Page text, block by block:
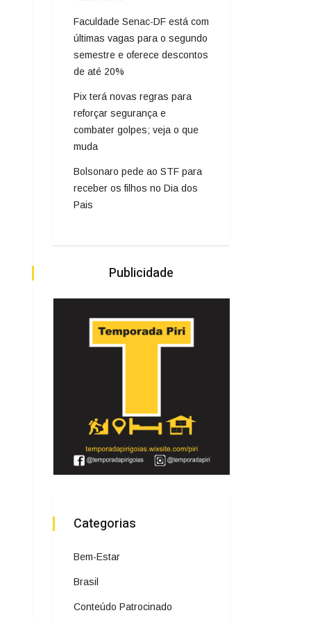
Faculdade Senac-DF está com
últimas vagas para o segundo
semestre e oferece descontos
de até 20%
Pix terá novas regras para
reforçar segurança e
combater golpes; veja o que
muda
Bolsonaro pede ao STF para
receber os filhos no Dia dos
Pais
Publicidade
Categorias
Bem-Estar
Brasil
Conteúdo Patrocinado